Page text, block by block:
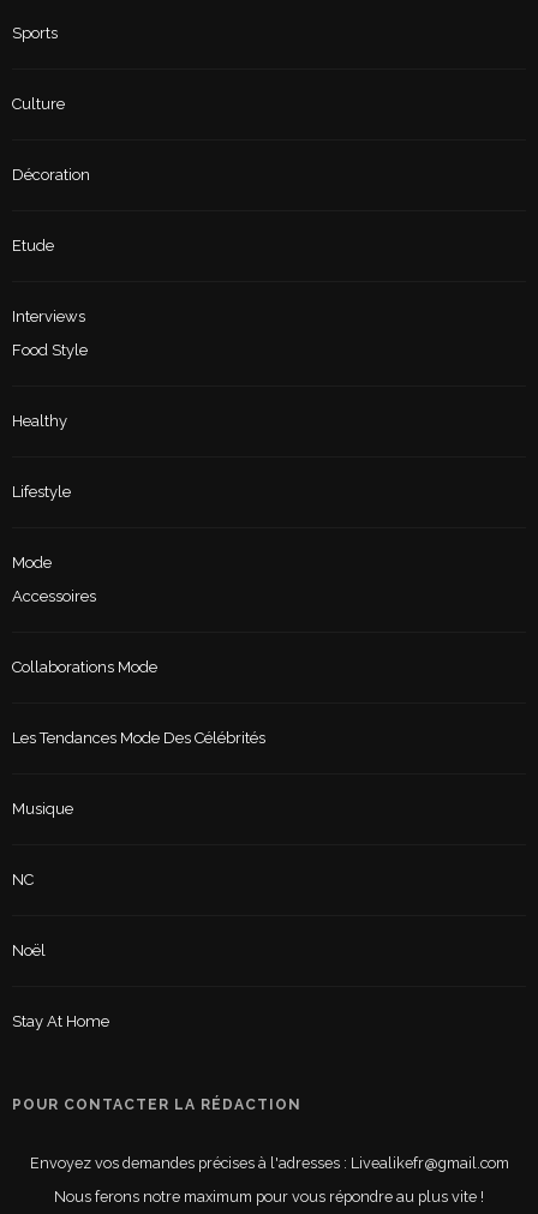
Sports
Culture
Décoration
Etude
Interviews
Food Style
Healthy
Lifestyle
Mode
Accessoires
Collaborations Mode
Les Tendances Mode Des Célébrités
Musique
NC
Noël
Stay At Home
POUR CONTACTER LA RÉDACTION
Envoyez vos demandes précises à l'adresses : Livealikefr@gmail.com
Nous ferons notre maximum pour vous répondre au plus vite !